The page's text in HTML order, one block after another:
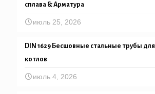
сплава & Арматура
июль 25, 2026
DIN 1629 Бесшовные стальные трубы для
котлов
июль 4, 2026